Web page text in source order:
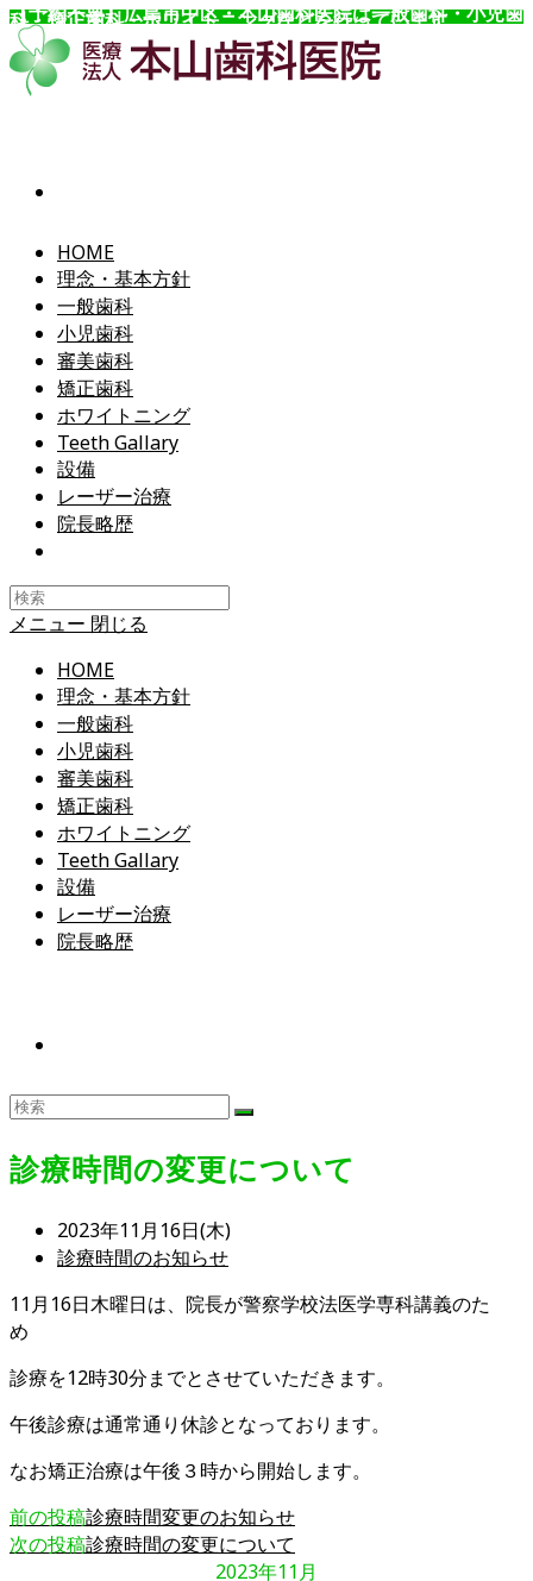
コ
ン
テ
【予約不要】広島市中区・本山歯科医院は一般歯科・小児歯
科・矯正歯科・ホワイトニングなどを行っています。
HOME
理念・基本方針
一般歯科
小児歯科
審美歯科
矯正歯科
ホワイトニング
Teeth Gallary
設備
レーザー治療
院長略歴
メニュー 閉じる
HOME
理念・基本方針
一般歯科
小児歯科
審美歯科
矯正歯科
ホワイトニング
Teeth Gallary
設備
レーザー治療
院長略歴
診療時間の変更について
投
稿
開
2023年11月16日(木)
投
カ
ゴ
リ
ー:
診療時間のお知らせ
11月16日木曜日は、院長が警察学校法医学専科講義のた
め
診療を12時30分までとさせていただきます。
午後診療は通常通り休診となっております。
なお矯正治療は午後３時から開始します。
そ
の
前の投稿診療時間変更のお知らせ
次の投稿診療時間の変更について
2023年11月